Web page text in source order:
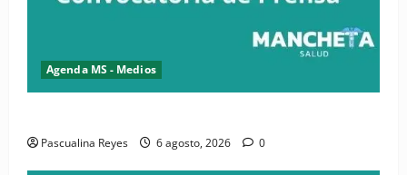
Agenda MS - Medios
Pascualina Reyes 6 agosto, 2026 0